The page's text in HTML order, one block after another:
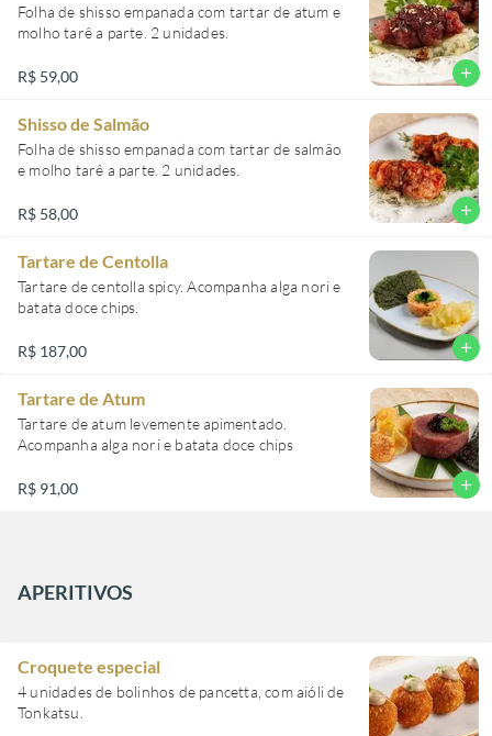
Folha de shisso empanada com tartar de atum e
molho tarê a parte. 2 unidades.
R$ 59,00 add
Shisso de Salmão
Folha de shisso empanada com tartar de salmão
e molho tarê a parte. 2 unidades.
R$ 58,00 add
Tartare de Centolla
Tartare de centolla spicy. Acompanha alga nori e
batata doce chips.
R$ 187,00 add
Tartare de Atum
Tartare de atum levemente apimentado.
Acompanha alga nori e batata doce chips
R$ 91,00 add
APERITIVOS
Croquete especial
4 unidades de bolinhos de pancetta, com aióli de
Tonkatsu.